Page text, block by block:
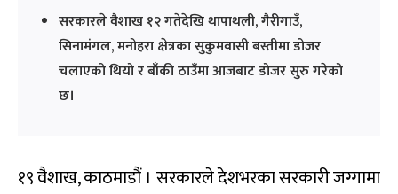
सरकारले वैशाख १२ गतेदेखि थापाथली, गैरीगाउँ,
सिनामंगल, मनोहरा क्षेत्रका सुकुमवासी बस्तीमा डोजर
चलाएको थियो र बाँकी ठाउँमा आजबाट डोजर सुरु गरेको
छ।
१९ वैशाख, काठमाडौं । सरकारले देशभरका सरकारी जग्गामा